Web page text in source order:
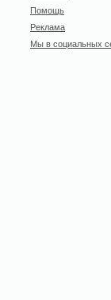
Помощь
Реклама
Мы в социальных